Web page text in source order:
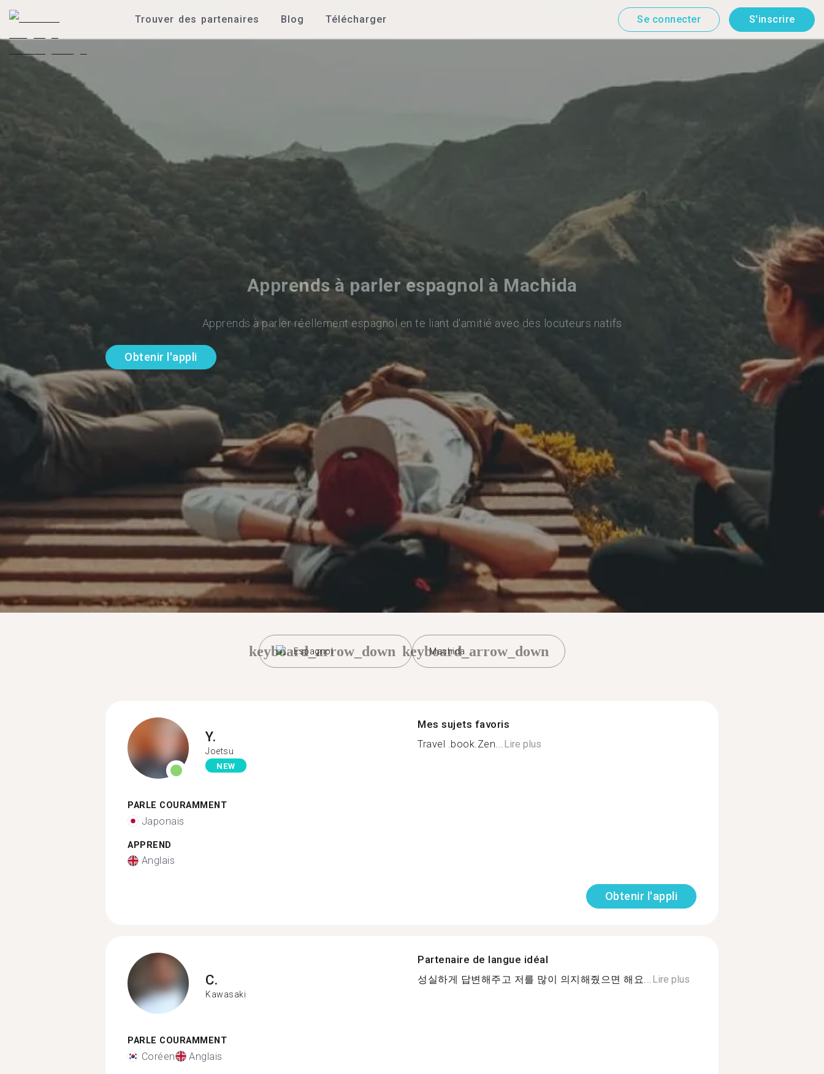
Trouver des partenaires Blog Télécharger Se connecter S'inscrire
Apprends à parler espagnol à Machida
Apprends à parler réellement espagnol en te liant d'amitié avec des locuteurs natifs
Obtenir l'appli
Espagnol
keyboard_arrow_down Machida
keyboard_arrow_down
Y.
Joetsu
NEW
PARLE COURAMMENT
Japonais
APPREND
Anglais
Mes sujets favoris
Travel .book.Zen...Lire plus
Obtenir l'appli
C.
Kawasaki
PARLE COURAMMENT
Coréen Anglais
Partenaire de langue idéal
성실하게 답변해주고 저를 많이 의지해줬으면 해요...Lire plus